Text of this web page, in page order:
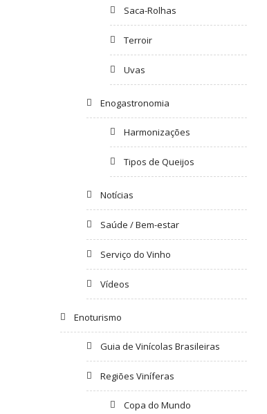
Saca-Rolhas
Terroir
Uvas
Enogastronomia
Harmonizações
Tipos de Queijos
Notícias
Saúde / Bem-estar
Serviço do Vinho
Vídeos
Enoturismo
Guia de Vinícolas Brasileiras
Regiões Viníferas
Copa do Mundo